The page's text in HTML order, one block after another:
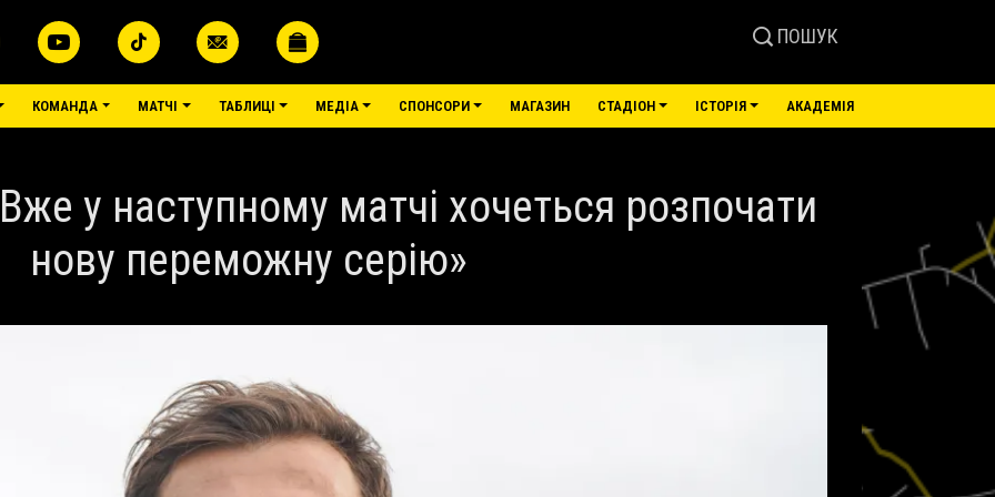
ПОШУК
КОМАНДА МАТЧІ ТАБЛИЦІ МЕДІА СПОНСОРИ МАГАЗИН СТАДІОН ІСТОРІЯ АКАДЕМІЯ
у наступному матчі хочеться розпочати
нову переможну серію»